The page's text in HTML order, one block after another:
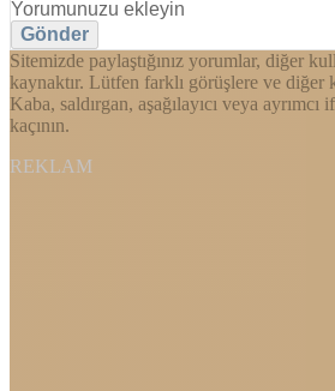
Gönder
Sitemizde paylaştığınız yorumlar, diğer
kaynaktır. Lütfen farklı görüşlere ve diğer
Kaba, saldırgan, aşağılayıcı veya
kaçının.
REKLAM